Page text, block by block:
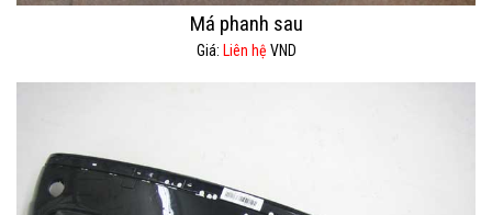
Má phanh sau
Giá: Liên hệ VND